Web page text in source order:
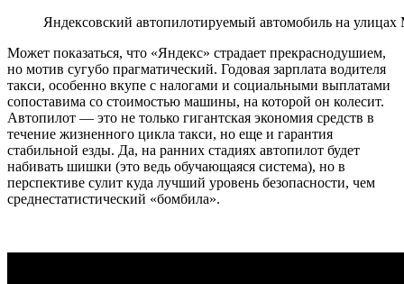
Яндексовский автопилотируемый автомобиль на
Может показаться, что «Яндекс» страдает прекраснодушием,
но мотив сугубо прагматический. Годовая зарплата водителя
такси, особенно вкупе с налогами и социальными выплатами
сопоставима со стоимостью машины, на которой он колесит.
Автопилот — это не только гигантская экономия средств в
течение жизненного цикла такси, но еще и гарантия
стабильной езды. Да, на ранних стадиях автопилот будет
набивать шишки (это ведь обучающаяся система), но в
перспективе сулит куда лучший уровень безопасности, чем
среднестатистический «бомбила».